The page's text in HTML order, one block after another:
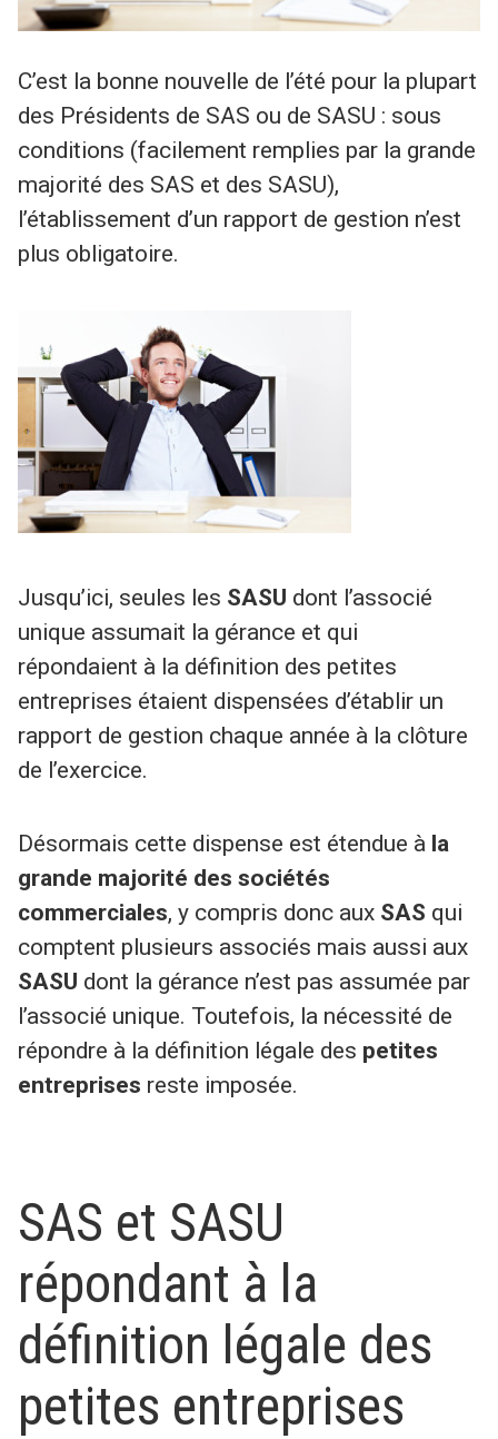
C’est la bonne nouvelle de l’été pour la plupart
des Présidents de SAS ou de SASU : sous
conditions (facilement remplies par la grande
majorité des SAS et des SASU),
l’établissement d’un rapport de gestion n’est
plus obligatoire.
Jusqu’ici, seules les SASU dont l’associé
unique assumait la gérance et qui
répondaient à la définition des petites
entreprises étaient dispensées d’établir un
rapport de gestion chaque année à la clôture
de l’exercice.
Désormais cette dispense est étendue à la
grande majorité des sociétés
commerciales, y compris donc aux SAS qui
comptent plusieurs associés mais aussi aux
SASU dont la gérance n’est pas assumée par
l’associé unique. Toutefois, la nécessité de
répondre à la définition légale des petites
entreprises reste imposée.
SAS et SASU
répondant à la
définition légale des
petites entreprises